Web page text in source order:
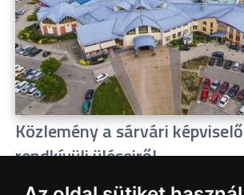
Közlemény a sárvári
rendkívüli üléseiről